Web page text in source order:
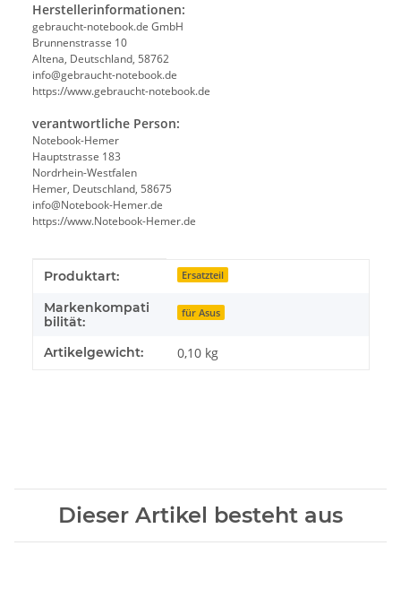
Herstellerinformationen:
gebraucht-notebook.de GmbH
Brunnenstrasse 10
Altena, Deutschland, 58762
info@gebraucht-notebook.de
https://www.gebraucht-notebook.de
verantwortliche Person:
Notebook-Hemer
Hauptstrasse 183
Nordrhein-Westfalen
Hemer, Deutschland, 58675
info@Notebook-Hemer.de
https://www.Notebook-Hemer.de
Produkteigenschaft
Wert
Produktart: Ersatzteil
Markenkompati
bilität:
für Asus
Artikelgewicht: 0,10 kg
Dieser Artikel besteht aus